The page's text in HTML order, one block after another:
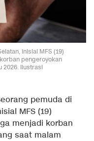
inisial MFS (19)
pengeroyokan
2026. Ilustrasi
pemuda di
MFS (19)
menjadi korban
saat malam